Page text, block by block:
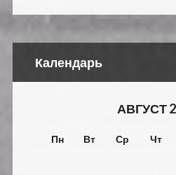
Календарь
АВГУСТ
Пн Вт Ср Чт